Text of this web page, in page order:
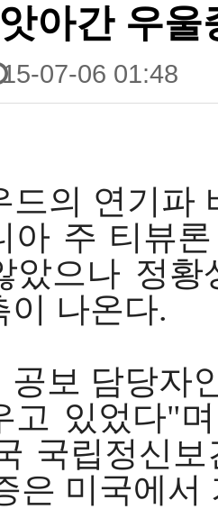
아간 우
07-06 01:48
드의 연기파
아 주 티뷰
았으나 정
이 나온다.
공보 담당자
고 있었다"
국립정신
은 미국에